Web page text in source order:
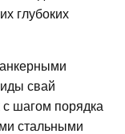
глубоких
свай
с шагом порядка
стальными